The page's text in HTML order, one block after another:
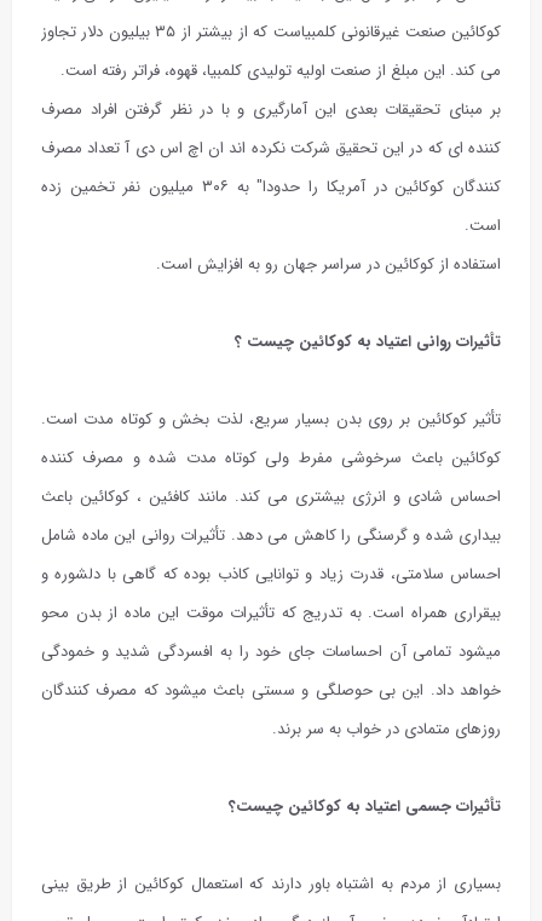
کوکائین صنعت غیرقانونی کلمبیاست که از بیشتر از ۳۵ بیلیون دلار تجاوز
می کند. این مبلغ از صنعت اولیه تولیدی کلمبیا، قهوه، فراتر رفته است.
بر مبنای تحقیقات بعدی این آمارگیری و با در نظر گرفتن افراد مصرف
کننده ای که در این تحقیق شرکت نکرده اند ان اچ اس دی آ تعداد مصرف
کنندگان کوکائین در آمریکا را حدودا" به ۳۰۶ میلیون نفر تخمین زده
است.
استفاده از کوکائین در سراسر جهان رو به افزایش است.
تأثیرات روانی اعتیاد به کوکائین چیست ؟
تأثیر کوکائین بر روی بدن بسیار سریع، لذت بخش و کوتاه مدت است.
کوکائین باعث سرخوشی مفرط ولی کوتاه مدت شده و مصرف کننده
احساس شادی و انرژی بیشتری می کند. مانند کافئین ، کوکائین باعث
بیداری شده و گرسنگی را کاهش می دهد. تأثیرات روانی این ماده شامل
احساس سلامتی، قدرت زیاد و توانایی کاذب بوده که گاهی با دلشوره و
بیقراری همراه است. به تدریج که تأثیرات موقت این ماده از بدن محو
میشود تمامی آن احساسات جای خود را به افسردگی شدید و خمودگی
خواهد داد. این بی حوصلگی و سستی باعث میشود که مصرف کنندگان
روزهای متمادی در خواب به سر برند.
تأثیرات جسمی اعتیاد به کوکائین چیست؟
بسیاری از مردم به اشتباه باور دارند که استعمال کوکائین از طریق بینی